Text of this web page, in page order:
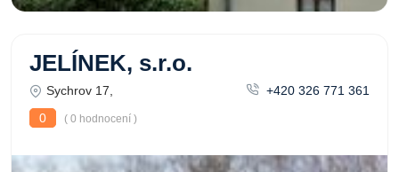
JELÍNEK, s.r.o.
Sychrov 17,
+420 326 771 361
0
( 0 hodnocení )